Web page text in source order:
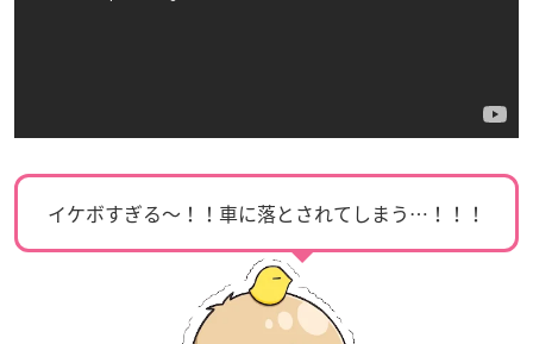
イケボすぎる〜！！車に落とされてしまう…！！！